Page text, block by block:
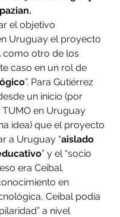
el objetivo
Uruguay el proyecto
como otro de los
caso en un rol de
”. Para Gutiérrez
un inicio (por
TUMO en Uruguay
idea) que el proyecto
a Uruguay “aislado
” y el “socio
era Ceibal.
en
Ceibal podía
a nivel